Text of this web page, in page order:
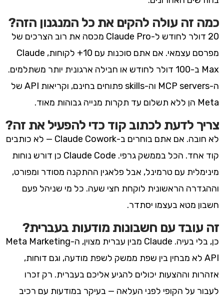
כמה זה עולה להקים את כל המנגנון הזה?
20 דולר לחודש ל-Claude Pro מכסה את רוב הצרכים של
מפרסם עצמאי. אם אתם סוכנות עם 10+ לקוחות, Claude
Max ב-100 דולר לחודש או חבילה ארגונית יותר משתלמים.
ה-MCP servers וה-skills פתוחים בחינם, וקריאות API של
Meta הן ללא תשלום עד תקרות מנייה גבוהות מאוד.
צריך לדעת לכתוב קוד כדי להפעיל את זה?
לא חובה. אם אתם בוחרים ב-Claude Cowork — לא כותבים
קוד אחד. הכל בממשק גרפי. Claude Code כן דורש נוחות
מינימלית עם טרמינל, אבל פלאגין ההתקנה מסודר ומפורט,
וההגדרה הראשונית לוקחת חצי שעה. כל מי שניהל פעם
חשבון מטא בעצמו יסתדר.
זה עובד עם חשבונות מודעות בעברית?
כן, בלי בעיה. Claude מבין עברית מצוין, ה-Meta Marketing
API לא מבחין בין שפת ממשק לשפת מודעה, וגם דוחות,
אזהרות וההצעות יכולים להגיע אליכם בעברית. רק זכרו
לעבור על הקופי לפני העלאה — בעיקר במודעות עם רכיב